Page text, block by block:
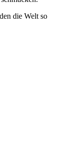
die Welt so